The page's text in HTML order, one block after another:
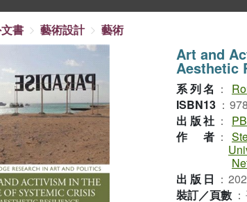
書 藝術設計 藝術
Art and
Aesthetic
系列名 ：
ISBN13 ：
出版社 ：
作者 ：
出版日 ：
裝訂／頁數 ：